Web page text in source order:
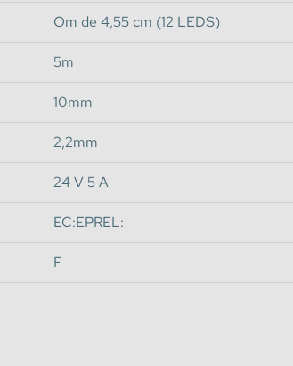
Om de 4,55 cm (12 LEDS)
5m
10mm
2,2mm
24 V 5 A
EC:EPREL:
F